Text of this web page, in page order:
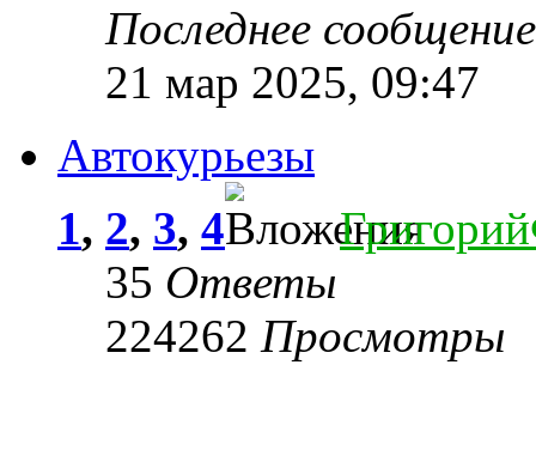
Последнее
21 мар 2025, 09:47
Автокурьезы
1, 2, 3, 4
35 Ответы
224262 Просмотры